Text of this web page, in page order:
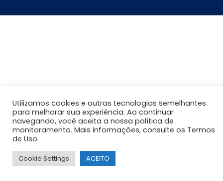
Utilizamos cookies e outras tecnologias semelhantes
para melhorar sua experiência. Ao continuar
navegando, você aceita a nossa política de
monitoramento. Mais informações, consulte os Termos
de Uso.
Cookie Settings ACEITO